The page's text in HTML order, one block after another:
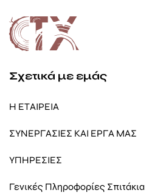
Σχετικά με εμάς
Η ΕΤΑΙΡΕΙΑ
ΣΥΝΕΡΓΑΣΙΕΣ ΚΑΙ ΕΡΓΑ ΜΑΣ
ΥΠΗΡΕΣΙΕΣ
Γενικές Πληροφορίες Σπιτάκια